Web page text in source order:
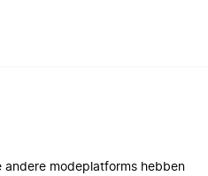
andere modeplatforms hebben